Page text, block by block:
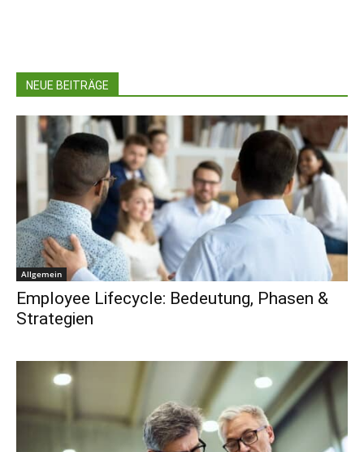
NEUE BEITRÄGE
Allgemein
Employee Lifecycle: Bedeutung, Phasen &
Strategien